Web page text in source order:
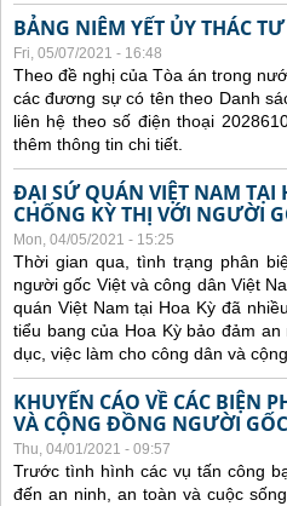
BẢNG NIÊM YẾT ỦY THÁC
Fri, 05/07/2021 - 16:48
Theo đề nghị của Tòa án trong
các đương sự có tên theo Danh
liên hệ theo số điện thoại
thêm thông tin chi tiết.
ĐẠI SỨ QUÁN VIỆT NAM TẠI
CHỐNG KỲ THỊ VỚI NGƯỜI
Mon, 04/05/2021 - 15:25
Thời gian qua, tình trạng phân
người gốc Việt và công dân Việt
quán Việt Nam tại Hoa Kỳ đã
tiểu bang của Hoa Kỳ bảo đảm
dục, việc làm cho công dân và
KHUYẾN CÁO VỀ CÁC BIỆN
VÀ CỘNG ĐỒNG NGƯỜI
Thu, 04/01/2021 - 09:57
Trước tình hình các vụ tấn công
đến an ninh, an toàn và cuộc